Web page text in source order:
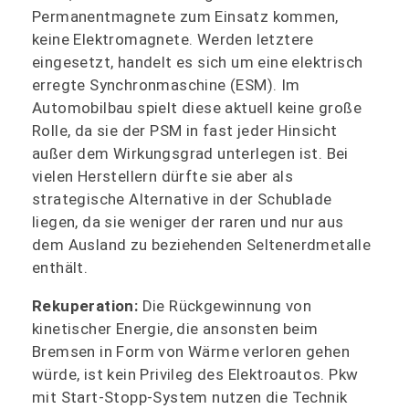
Permanentmagnete zum Einsatz kommen,
keine Elektromagnete. Werden letztere
eingesetzt, handelt es sich um eine elektrisch
erregte Synchronmaschine (ESM). Im
Automobilbau spielt diese aktuell keine große
Rolle, da sie der PSM in fast jeder Hinsicht
außer dem Wirkungsgrad unterlegen ist. Bei
vielen Herstellern dürfte sie aber als
strategische Alternative in der Schublade
liegen, da sie weniger der raren und nur aus
dem Ausland zu beziehenden Seltenerdmetalle
enthält.
Rekuperation: Die Rückgewinnung von
kinetischer Energie, die ansonsten beim
Bremsen in Form von Wärme verloren gehen
würde, ist kein Privileg des Elektroautos. Pkw
mit Start-Stopp-System nutzen die Technik